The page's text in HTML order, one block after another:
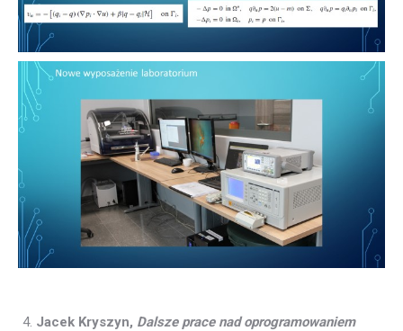
Jacek Kryszyn, Dalsze prace nad oprogramowaniem